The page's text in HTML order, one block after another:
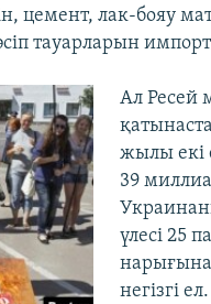
цемент, лак-бояу
тауарларын
Ал Ресей
жылы екі
39
үлесі 25
нарығына
негізгі ел.